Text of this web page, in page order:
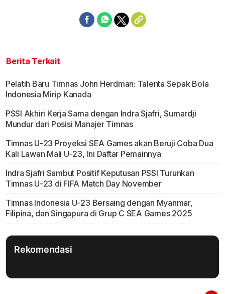
Berita Terkait
Pelatih Baru Timnas John Herdman: Talenta Sepak Bola
Indonesia Mirip Kanada
PSSI Akhiri Kerja Sama dengan Indra Sjafri, Sumardji
Mundur dari Posisi Manajer Timnas
Timnas U-23 Proyeksi SEA Games akan Beruji Coba Dua
Kali Lawan Mali U-23, Ini Daftar Pemainnya
Indra Sjafri Sambut Positif Keputusan PSSI Turunkan
Timnas U-23 di FIFA Match Day November
Timnas Indonesia U-23 Bersaing dengan Myanmar,
Filipina, dan Singapura di Grup C SEA Games 2025
Rekomendasi